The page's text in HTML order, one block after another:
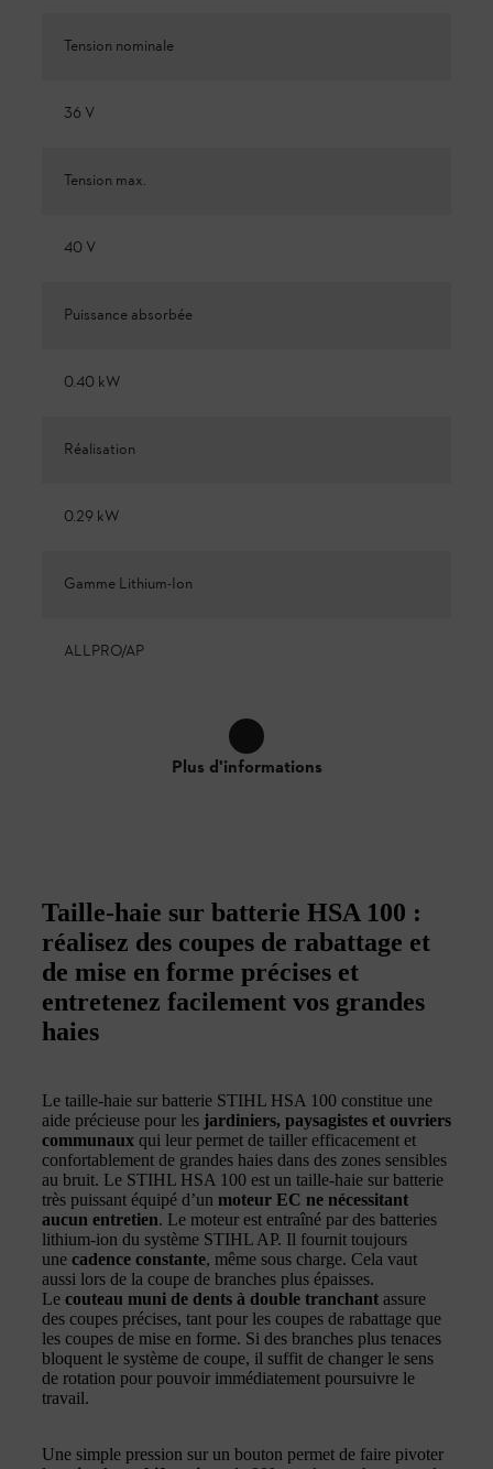
Tension nominale
36 V
Tension max.
40 V
Puissance absorbée
0.40 kW
Réalisation
0.29 kW
Gamme Lithium-Ion
ALLPRO/AP
Plus d'informations
Taille-haie sur batterie HSA 100 :
réalisez des coupes de rabattage et
de mise en forme précises et
entretenez facilement vos grandes
haies
Le taille-haie sur batterie STIHL HSA 100 constitue une
aide précieuse pour les jardiniers, paysagistes et ouvriers
communaux qui leur permet de tailler efficacement et
confortablement de grandes haies dans des zones sensibles
au bruit. Le STIHL HSA 100 est un taille-haie sur batterie
très puissant équipé d’un moteur EC ne nécessitant
aucun entretien. Le moteur est entraîné par des batteries
lithium-ion du système STIHL AP. Il fournit toujours
une cadence constante, même sous charge. Cela vaut
aussi lors de la coupe de branches plus épaisses.
Le couteau muni de dents à double tranchant assure
des coupes précises, tant pour les coupes de rabattage que
les coupes de mise en forme. Si des branches plus tenaces
bloquent le système de coupe, il suffit de changer le sens
de rotation pour pouvoir immédiatement poursuivre le
travail.
Une simple pression sur un bouton permet de faire pivoter